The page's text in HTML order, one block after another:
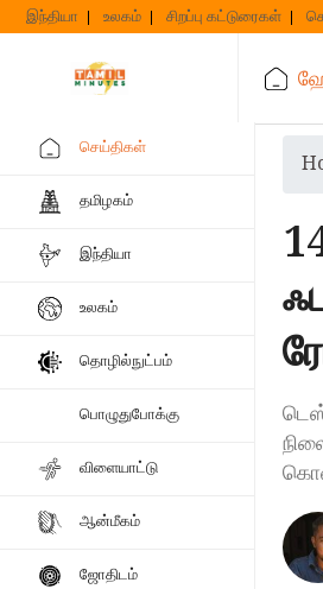
Skip
to
இந்தியா உலகம் சிறப்பு கட்டுரைகள்
செய்திகள்
தமிழகம்
இந்தியா
உலகம்
தொழில்நுட்பம்
பொழுதுபோக்கு
விளையாட்டு
ஆன்மீகம்
ஜோதிடம்